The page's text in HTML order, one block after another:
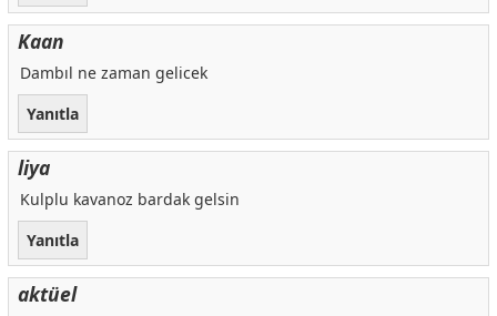
Kaan
Dambıl ne zaman gelicek
Yanıtla
liya
Kulplu kavanoz bardak gelsin
Yanıtla
aktüel